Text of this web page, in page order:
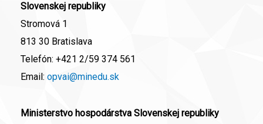
Slovenskej republiky
Stromová 1
813 30 Bratislava
Telefón: +421 2/59 374 561
Email: opvai@minedu.sk
Ministerstvo hospodárstva Slovenskej republiky